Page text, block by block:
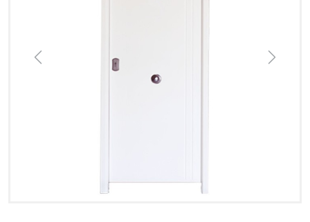
Previous Next